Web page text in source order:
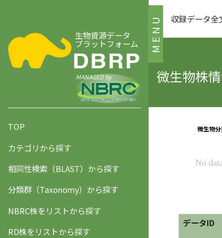
MENU
生物資源データ
プラットフォーム
MANAGED by
TOP
カテゴリから探す
相同性検索（BLAST）から探す
分類群（Taxonomy）から探す
NBRC株をリストから探す
RD株をリストから探す
収録データ全
微生物株
データID